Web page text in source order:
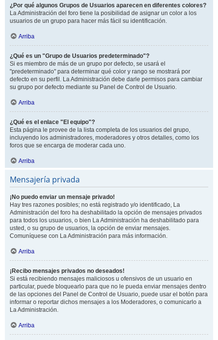
¿Por qué algunos Grupos de Usuarios aparecen en diferentes colores?
La Administración del foro tiene la posibilidad de asignar un color a los
usuarios de un grupo para hacer más fácil su identificación.
Arriba
¿Qué es un "Grupo de Usuarios predeterminado"?
Si es miembro de más de un grupo por defecto, se usará el
"predeterminado" para determinar qué color y rango se mostrará por
defecto en su perfil. La Administración debe darle permisos para cambiar
su grupo por defecto mediante su Panel de Control de Usuario.
Arriba
¿Qué es el enlace "El equipo"?
Esta página le provee de la lista completa de los usuarios del grupo,
incluyendo los administradores, moderadores y otros detalles, como los
foros que se encarga de moderar cada uno.
Arriba
Mensajería privada
¡No puedo enviar un mensaje privado!
Hay tres razones posibles; no está registrado y/o identificado, La
Administración del foro ha deshabilitado la opción de mensajes privados
para todos los usuarios, o bien La Administración ha deshabilitado para
usted, o su grupo de usuarios, la opción de enviar mensajes.
Comuníquese con La Administración para más información.
Arriba
¡Recibo mensajes privados no deseados!
Si está recibiendo mensajes maliciosos u ofensivos de un usuario en
particular, puede bloquearlo para que no le pueda enviar mensajes dentro
de las opciones del Panel de Control de Usuario, puede usar el botón para
informar o reportar dichos mensajes a los Moderadores, o comunicarlo a
La Administración.
Arriba